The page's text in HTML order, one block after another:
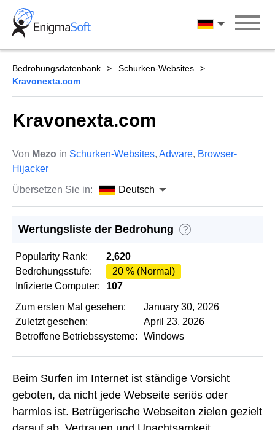
Skip
content
Deutsch
Bedrohungsdatenbank
Schurken-Websites
Kravonexta.com
Kravonexta.com
Von Mezo in Schurken-Websites, Adware, Browser-
Hijacker
Übersetzen Sie in:
Deutsch
Wertungsliste der Bedrohung ?
Popularity Rank:
2,620
Bedrohungsstufe:
20 % (Normal)
Infizierte Computer:
107
Zum ersten Mal gesehen:
January 30, 2026
Zuletzt gesehen:
April 23, 2026
Betroffene Betriebssysteme:
Windows
Beim Surfen im Internet ist ständige Vorsicht
geboten, da nicht jede Webseite seriös oder
harmlos ist. Betrügerische Webseiten zielen gezielt